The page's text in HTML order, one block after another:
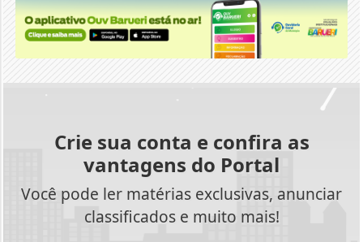
Crie sua conta e confira as
vantagens do Portal
Você pode ler matérias exclusivas, anunciar
classificados e muito mais!